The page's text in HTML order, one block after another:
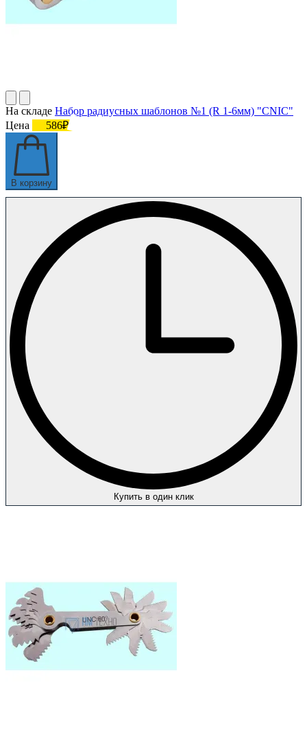
На складе Набор радиусных шаблонов №1 (R 1-6мм) "CNIC"
Цена
586₽
В корзину
Купить в один клик